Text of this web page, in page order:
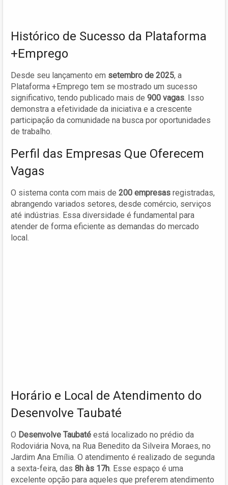
Histórico de Sucesso da Plataforma
+Emprego
Desde seu lançamento em setembro de 2025, a
Plataforma +Emprego tem se mostrado um sucesso
significativo, tendo publicado mais de 900 vagas. Isso
demonstra a efetividade da iniciativa e a crescente
participação da comunidade na busca por oportunidades
de trabalho.
Perfil das Empresas Que Oferecem
Vagas
O sistema conta com mais de 200 empresas registradas,
abrangendo variados setores, desde comércio, serviços
até indústrias. Essa diversidade é fundamental para
atender de forma eficiente as demandas do mercado
local.
Horário e Local de Atendimento do
Desenvolve Taubaté
O Desenvolve Taubaté está localizado no prédio da
Rodoviária Nova, na Rua Benedito da Silveira Moraes, no
Jardim Ana Emília. O atendimento é realizado de segunda
a sexta-feira, das 8h às 17h. Esse espaço é uma
excelente opção para aqueles que preferem atendimento